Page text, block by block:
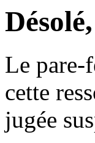
Le pare-
cette
jugée